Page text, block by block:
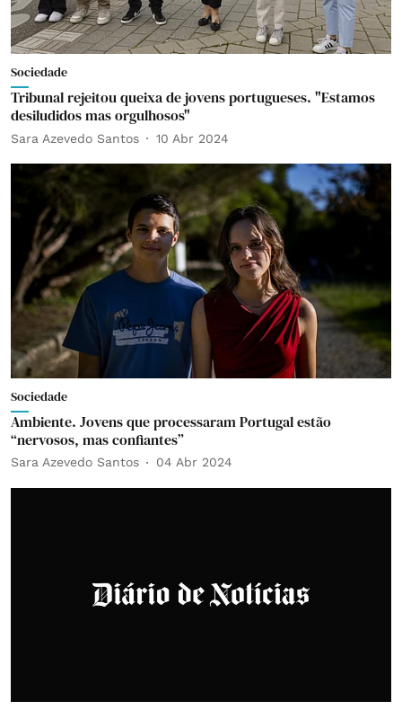
Sociedade
Tribunal rejeitou queixa de jovens portugueses. "Estamos
desiludidos mas orgulhosos"
Sara Azevedo Santos 10 Abr 2024
Sociedade
Ambiente. Jovens que processaram Portugal estão
“nervosos, mas confiantes”
Sara Azevedo Santos 04 Abr 2024